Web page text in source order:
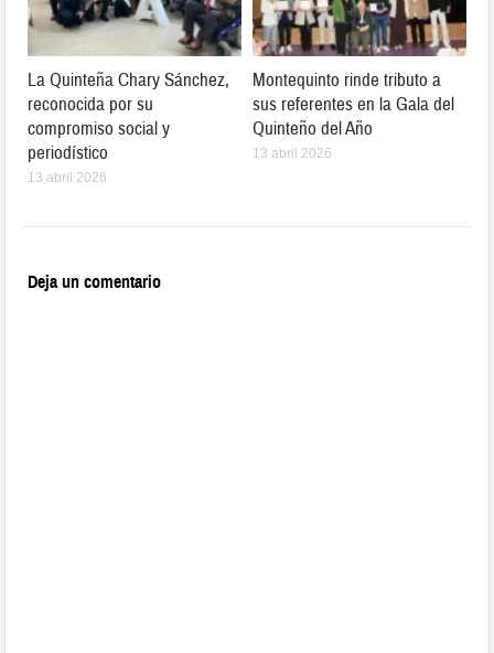
La Quinteña Chary Sánchez,
reconocida por su
compromiso social y
periodístico
13 abril 2026
Montequinto rinde tributo a
sus referentes en la Gala del
Quinteño del Año
13 abril 2026
Deja un comentario